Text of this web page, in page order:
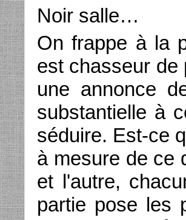
Noir salle…
On frappe à la
est chasseur de
une annonce
substantielle à
séduire. Est-ce
à mesure de ce
et l'autre,
partie pose les